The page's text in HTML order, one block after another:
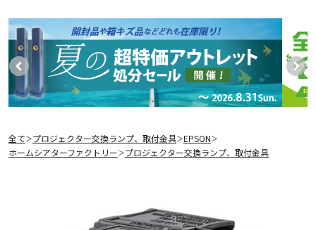
全て＞プロジェクター交換ランプ、取付金具＞EPSON＞
ホームシアターファクトリー＞プロジェクター交換ランプ、取付金具